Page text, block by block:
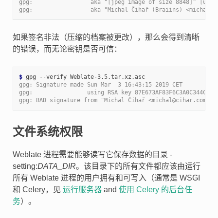
gpg:                 aka "[jpeg image of size 8848]"
gpg:                 aka "Michal Čihař (Braiins)
如果签名非法（压缩的档案被更改），那么会得到清晰
的错误，而无论密钥是否可信：
$
gpg --verify Weblate-3.5.tar.xz.asc
gpg: Signature made Sun Mar  3 16:43:15 2019 CET
gpg:                using RSA key
gpg: BAD signature from "Michal Čihař
文件系统权限
Weblate 进程需要能够读写它保存数据的目录 -
setting:DATA_DIR。该目录下的所有文件都应该由运行
所有 Weblate 进程的用户拥有和可写入（通常是 WSGI
和 Celery，见 运行服务器and 使用 Celery 的后台任
务）。